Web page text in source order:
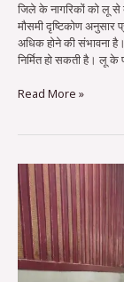
जिले के नागरिकों को लू से
मौसमी दृष्टिकोण अनुसार
अधिक होने की संभावना
निर्मित हो सकती है। लू के
Read More »
होली
के
मद्देनजर
दूध
डेयरी
और
होटलों